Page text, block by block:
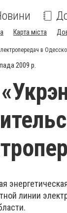
Карта міста
в
2009 р.
линии